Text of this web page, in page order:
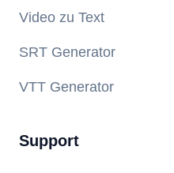
Video zu Text
SRT Generator
VTT Generator
Support